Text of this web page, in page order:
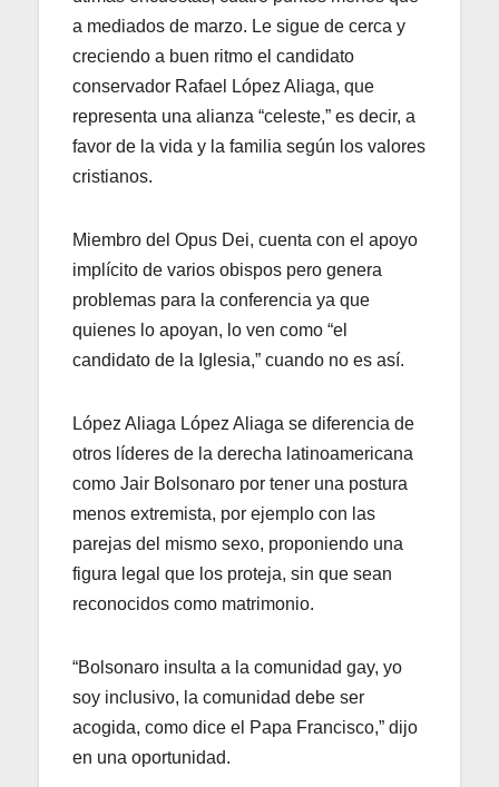
a mediados de marzo. Le sigue de cerca y
creciendo a buen ritmo el candidato
conservador Rafael López Aliaga, que
representa una alianza “celeste,” es decir, a
favor de la vida y la familia según los valores
cristianos.
Miembro del Opus Dei, cuenta con el apoyo
implícito de varios obispos pero genera
problemas para la conferencia ya que
quienes lo apoyan, lo ven como “el
candidato de la Iglesia,” cuando no es así.
López Aliaga López Aliaga se diferencia de
otros líderes de la derecha latinoamericana
como Jair Bolsonaro por tener una postura
menos extremista, por ejemplo con las
parejas del mismo sexo, proponiendo una
figura legal que los proteja, sin que sean
reconocidos como matrimonio.
“Bolsonaro insulta a la comunidad gay, yo
soy inclusivo, la comunidad debe ser
acogida, como dice el Papa Francisco,” dijo
en una oportunidad.